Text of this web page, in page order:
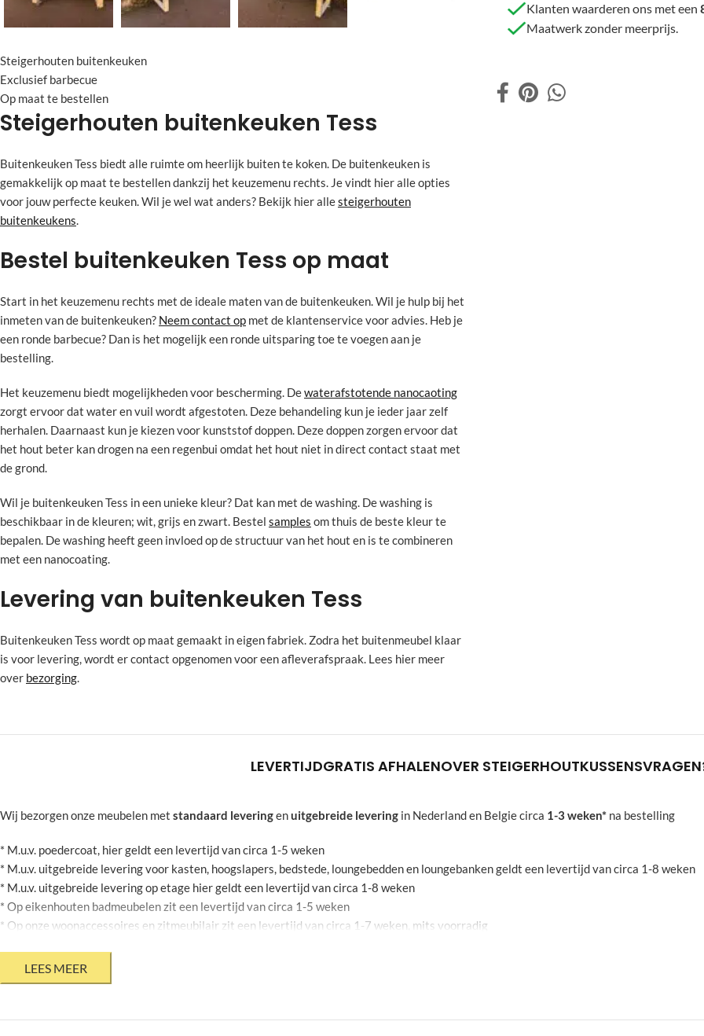
Steigerhouten buitenkeuken
Exclusief barbecue
Op maat te bestellen
Steigerhouten buitenkeuken Tess
Buitenkeuken Tess biedt alle ruimte om heerlijk buiten te koken. De buitenkeuken is
gemakkelijk op maat te bestellen dankzij het keuzemenu rechts. Je vindt hier alle opties
voor jouw perfecte keuken. Wil je wel wat anders? Bekijk hier allesteigerhouten
buitenkeukens.
Bestel buitenkeuken Tess op maat
Start in het keuzemenu rechts met de ideale maten van de buitenkeuken. Wil je hulp bij het
inmeten van de buitenkeuken? Neem contact op met de klantenservice voor advies. Heb je
een ronde barbecue? Dan is het mogelijk een ronde uitsparing toe te voegen aan je
bestelling.
Het keuzemenu biedt mogelijkheden voor bescherming. Dewaterafstotende nanocaoting
zorgt ervoor dat water en vuil wordt afgestoten. Deze behandeling kun je ieder jaar zelf
herhalen. Daarnaast kun je kiezen voor kunststof doppen. Deze doppen zorgen ervoor dat
het hout beter kan drogen na een regenbui omdat het hout niet in direct contact staat met
de grond.
Wil je buitenkeuken Tess in een unieke kleur? Dat kan met de washing. De washing is
beschikbaar in de kleuren; wit, grijs en zwart. Bestel samples om thuis de beste kleur te
bepalen. De washing heeft geen invloed op de structuur van het hout en is te combineren
met een nanocoating.
Levering van buitenkeuken Tess
Buitenkeuken Tess wordt op maat gemaakt in eigen fabriek. Zodra het buitenmeubel klaar
is voor levering, wordt er contact opgenomen voor een afleverafspraak. Lees hier meer
over bezorging.
Klanten waarderen ons met een
Maatwerk zonder meerprijs.
LEVERTIJDGRATIS AFHALENOVER STEIGERHOUTKUSSENS
Wij bezorgen onze meubelen met standaard leveringenuitgebreide levering in Nederland en Belgie circa 1-3 weken* na bestelling
* M.u.v. poedercoat, hier geldt een levertijd van circa 1-5 weken
* M.u.v. uitgebreide levering voor kasten, hoogslapers, bedstede, loungebedden en loungebanken geldt een levertijd van circa 1-8 weken
* M.u.v. uitgebreide levering op etage hier geldt een levertijd van circa 1-8 weken
* Op eikenhouten badmeubelen zit een levertijd van circa 1-5 weken
* Op onze woonaccessoires en zitmeubilair zit een levertijd van circa 1-7 weken, mits voorradig
* Mits jouw agenda dit toelaat
* Bovenstaande levertijden zijn onder voorbehoud en kunnen geen rechten aan worden ontnomen. De aangegeven weken zijn een